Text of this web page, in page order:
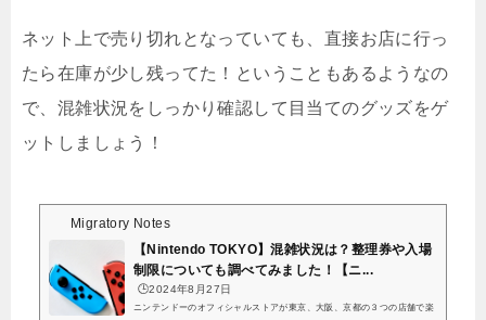
ネット上で売り切れとなっていても、直接お店に行っ
たら在庫が少し残ってた！ということもあるようなの
で、混雑状況をしっかり確認して目当てのグッズをゲ
ットしましょう！
Migratory Notes
【Nintendo TOKYO】混雑状況は？整理券や入場
制限についても調べてみました！【ニ...
🕒️2024年8月27日
ニンテンドーのオフィシャルストアが東京、大阪、京都の３つの店舗で楽